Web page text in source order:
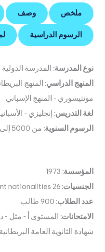
ملخص وصف
الرسوم الدراسية
نوع المدرسة: المدرسة الدولية
المنهج الدراسي: المنهج
مونتيسوري - المنهج الإسباني
لغة التدريس: إنجليزي -
الرسوم السنوية: من 5000 إلى 13450 يورو
المؤسسة: 1973
الجنسيات: 26 different nationalities
عدد الطلاب: 900 طالب
الامتحانات: المستوى أ - مثل -
شهادة الثانوية العامة البريطانية